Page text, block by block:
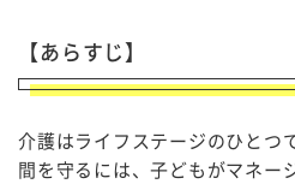
【あらすじ】
介護はライフステージのひとつ
間を守るには、子どもがマネー